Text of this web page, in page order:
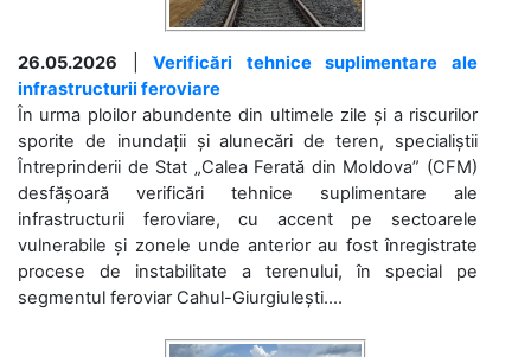
26.05.2026 |Verificări tehnice suplimentare ale
infrastructurii feroviare
În urma ploilor abundente din ultimele zile și a riscurilor
sporite de inundații și alunecări de teren, specialiștii
Întreprinderii de Stat „Calea Ferată din Moldova” (CFM)
desfășoară verificări tehnice suplimentare ale
infrastructurii feroviare, cu accent pe sectoarele
vulnerabile și zonele unde anterior au fost înregistrate
procese de instabilitate a terenului, în special pe
segmentul feroviar Cahul-Giurgiulești....